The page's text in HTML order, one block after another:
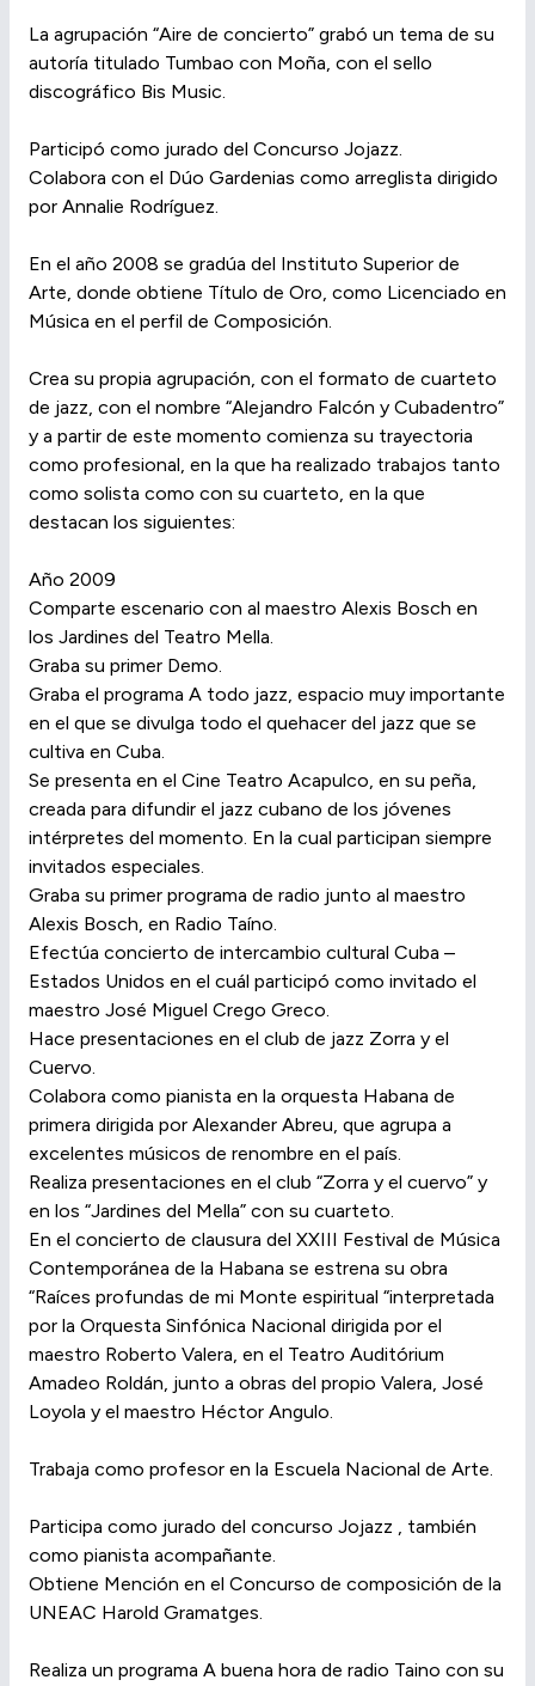
La agrupación “Aire de concierto” grabó un tema de su
autoría titulado Tumbao con Moña, con el sello
discográfico Bis Music.
Participó como jurado del Concurso Jojazz.
Colabora con el Dúo Gardenias como arreglista dirigido
por Annalie Rodríguez.
En el año 2008 se gradúa del Instituto Superior de
Arte, donde obtiene Título de Oro, como Licenciado en
Música en el perfil de Composición.
Crea su propia agrupación, con el formato de cuarteto
de jazz, con el nombre “Alejandro Falcón y Cubadentro”
y a partir de este momento comienza su trayectoria
como profesional, en la que ha realizado trabajos tanto
como solista como con su cuarteto, en la que
destacan los siguientes:
Año 2009
Comparte escenario con al maestro Alexis Bosch en
los Jardines del Teatro Mella.
Graba su primer Demo.
Graba el programa A todo jazz, espacio muy importante
en el que se divulga todo el quehacer del jazz que se
cultiva en Cuba.
Se presenta en el Cine Teatro Acapulco, en su peña,
creada para difundir el jazz cubano de los jóvenes
intérpretes del momento. En la cual participan siempre
invitados especiales.
Graba su primer programa de radio junto al maestro
Alexis Bosch, en Radio Taíno.
Efectúa concierto de intercambio cultural Cuba –
Estados Unidos en el cuál participó como invitado el
maestro José Miguel Crego Greco.
Hace presentaciones en el club de jazz Zorra y el
Cuervo.
Colabora como pianista en la orquesta Habana de
primera dirigida por Alexander Abreu, que agrupa a
excelentes músicos de renombre en el país.
Realiza presentaciones en el club “Zorra y el cuervo” y
en los “Jardines del Mella” con su cuarteto.
En el concierto de clausura del XXIII Festival de Música
Contemporánea de la Habana se estrena su obra
“Raíces profundas de mi Monte espiritual “interpretada
por la Orquesta Sinfónica Nacional dirigida por el
maestro Roberto Valera, en el Teatro Auditórium
Amadeo Roldán, junto a obras del propio Valera, José
Loyola y el maestro Héctor Angulo.
Trabaja como profesor en la Escuela Nacional de Arte.
Participa como jurado del concurso Jojazz , también
como pianista acompañante.
Obtiene Mención en el Concurso de composición de la
UNEAC Harold Gramatges.
Realiza un programa A buena hora de radio Taino con su